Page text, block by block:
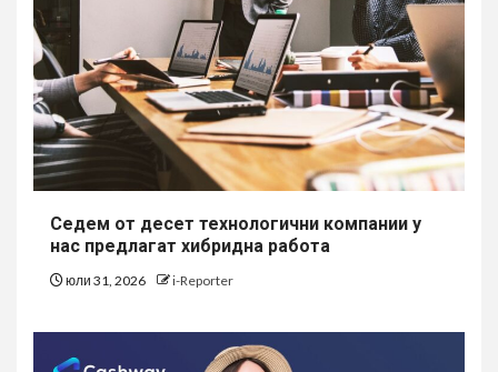
Седем от десет технологични компании у
нас предлагат хибридна работа
юли 31, 2026 i-Reporter